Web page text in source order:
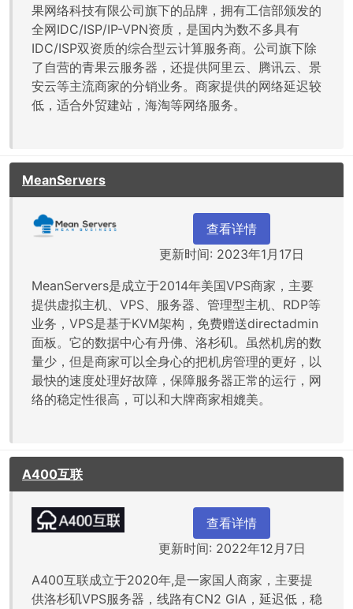
果网络科技有限公司旗下的品牌，拥有工信部颁发的
全网IDC/ISP/IP-VPN资质，是国内为数不多具有
IDC/ISP双资质的综合型云计算服务商。公司旗下除
了自营的青果云服务器，还提供阿里云、腾讯云、景
安云等主流商家的分销业务。商家提供的网络延迟较
低，适合外贸建站，海淘等网络服务。
MeanServers
查看详情
更新时间: 2023年1月17日
MeanServers是成立于2014年美国VPS商家，主要
提供虚拟主机、VPS、服务器、管理型主机、RDP等
业务，VPS是基于KVM架构，免费赠送directadmin
面板。它的数据中心有丹佛、洛杉矶。虽然机房的数
量少，但是商家可以全身心的把机房管理的更好，以
最快的速度处理好故障，保障服务器正常的运行，网
络的稳定性很高，可以和大牌商家相媲美。
A400互联
查看详情
更新时间: 2022年12月7日
A400互联成立于2020年,是一家国人商家，主要提
供洛杉矶VPS服务器，线路有CN2 GIA，延迟低，稳